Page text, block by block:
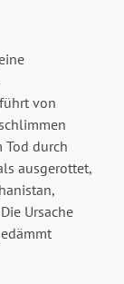
von
Tod durch
ausgerottet,
Ursache